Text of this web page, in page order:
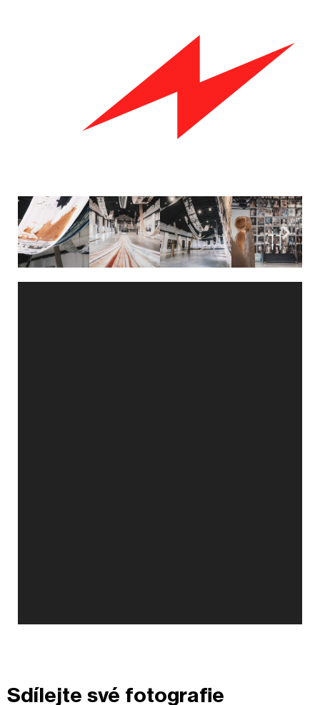
Sdílejte své fotografie